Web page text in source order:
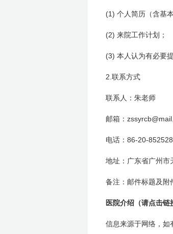
(1) 个人简历（含基
(2) 来院工作计划；
(3) 本人认为有必要
2. 联系方式
联系人：朱老师
邮箱：
电话： 86-20-
地址：广东省广州市
备注：邮件标题及附
医院介绍 （请点击链
信息来源于网络，如